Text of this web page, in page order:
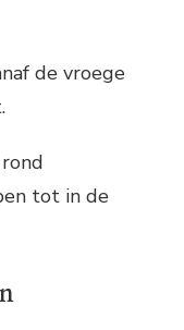
de vroege
tot in de